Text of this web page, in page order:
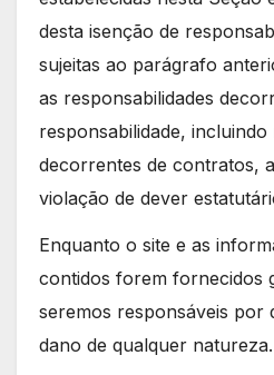
desta isenção de
sujeitas ao parágrafo
as responsabilidades
responsabilidade, incluindo
decorrentes de contratos,
violação de dever
Enquanto o site e as
contidos forem fornecidos
seremos responsáveis por
dano de qualquer natureza.